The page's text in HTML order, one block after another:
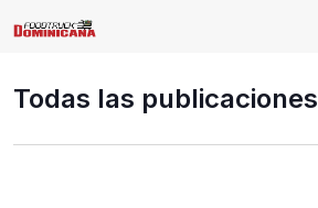
Todas las publicaciones